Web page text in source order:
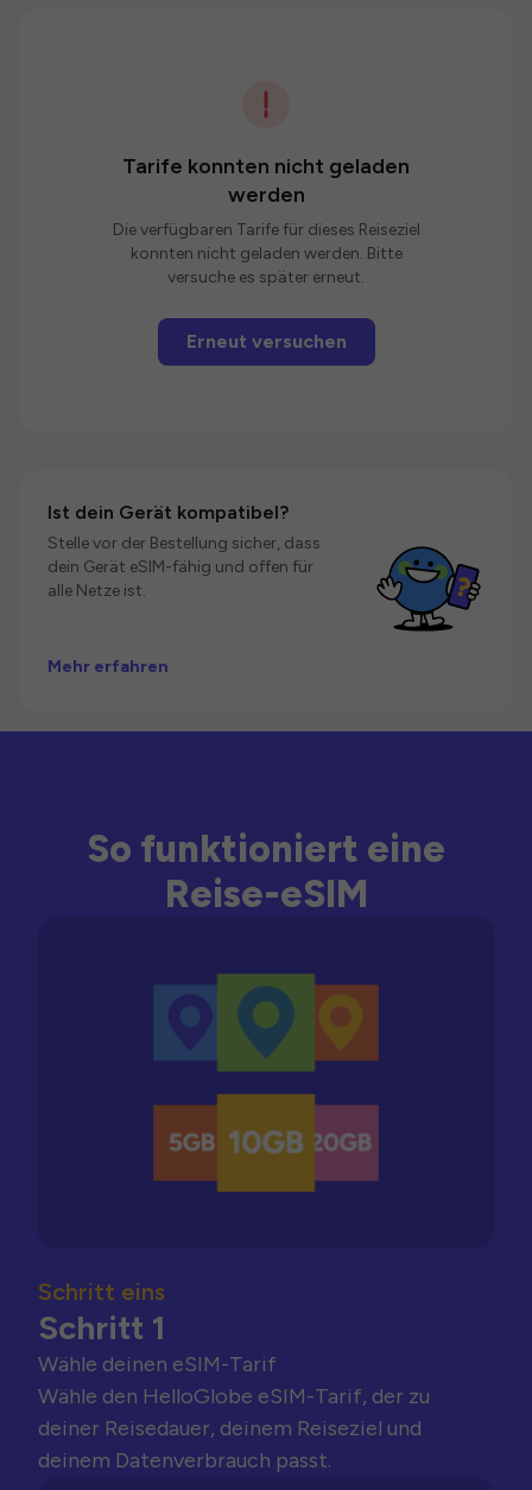
Tarife konnten nicht geladen
werden
Die verfügbaren Tarife für dieses Reiseziel
konnten nicht geladen werden. Bitte
versuche es später erneut.
Erneut versuchen
Ist dein Gerät kompatibel?
Stelle vor der Bestellung sicher, dass
dein Gerät eSIM-fähig und offen für
alle Netze ist.
Mehr erfahren
So funktioniert eine
Reise-eSIM
Schritt eins
Schritt 1
Wähle deinen eSIM-Tarif
Wähle den HelloGlobe eSIM-Tarif, der zu
deiner Reisedauer, deinem Reiseziel und
deinem Datenverbrauch passt.